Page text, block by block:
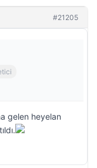
#21205
gelen heyelan